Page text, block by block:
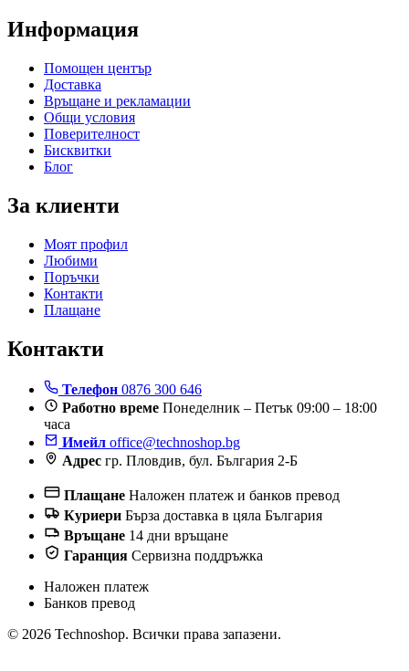
Информация
Помощен център
Доставка
Връщане и рекламации
Общи условия
Поверителност
Бисквитки
Блог
За клиенти
Моят профил
Любими
Поръчки
Контакти
Плащане
Контакти
Телефон 0876 300 646
Работно време Понеделник – Петък 09:00 – 18:00
часа
Имейл office@technoshop.bg
Адрес гр. Пловдив, бул. България 2-Б
Плащане Наложен платеж и банков превод
Куриери Бърза доставка в цяла България
Връщане 14 дни връщане
Гаранция Сервизна поддръжка
Наложен платеж
Банков превод
© 2026 Technoshop. Всички права запазени.